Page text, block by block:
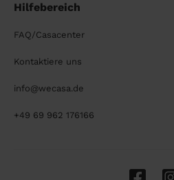
Hilfebereich
FAQ/Casacenter
Kontaktiere uns
info@wecasa.de
+49 69 962 176166